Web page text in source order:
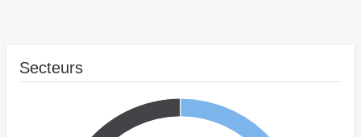
Secteurs